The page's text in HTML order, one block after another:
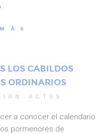
LOS CABILDOS
ORDINARIOS
ACTOS
a conocer el calendario
pormenores de